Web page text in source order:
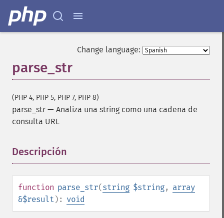
Change language:
parse_str
(PHP 4, PHP 5, PHP 7, PHP 8)
parse_str — Analiza una string como una cadena de
consulta URL
Descripción
function parse_str(string $string, array
&$result ): void